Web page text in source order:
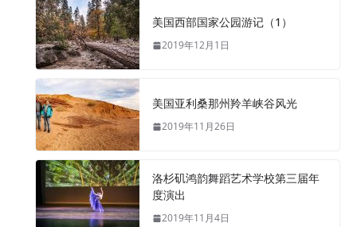
美国西部国家公园游记（1）
2019年12月1日
美国亚利桑那州羚羊峡谷风光
2019年11月26日
洛杉矶鸿韵舞蹈艺术学校第三届年
度演出
2019年11月4日